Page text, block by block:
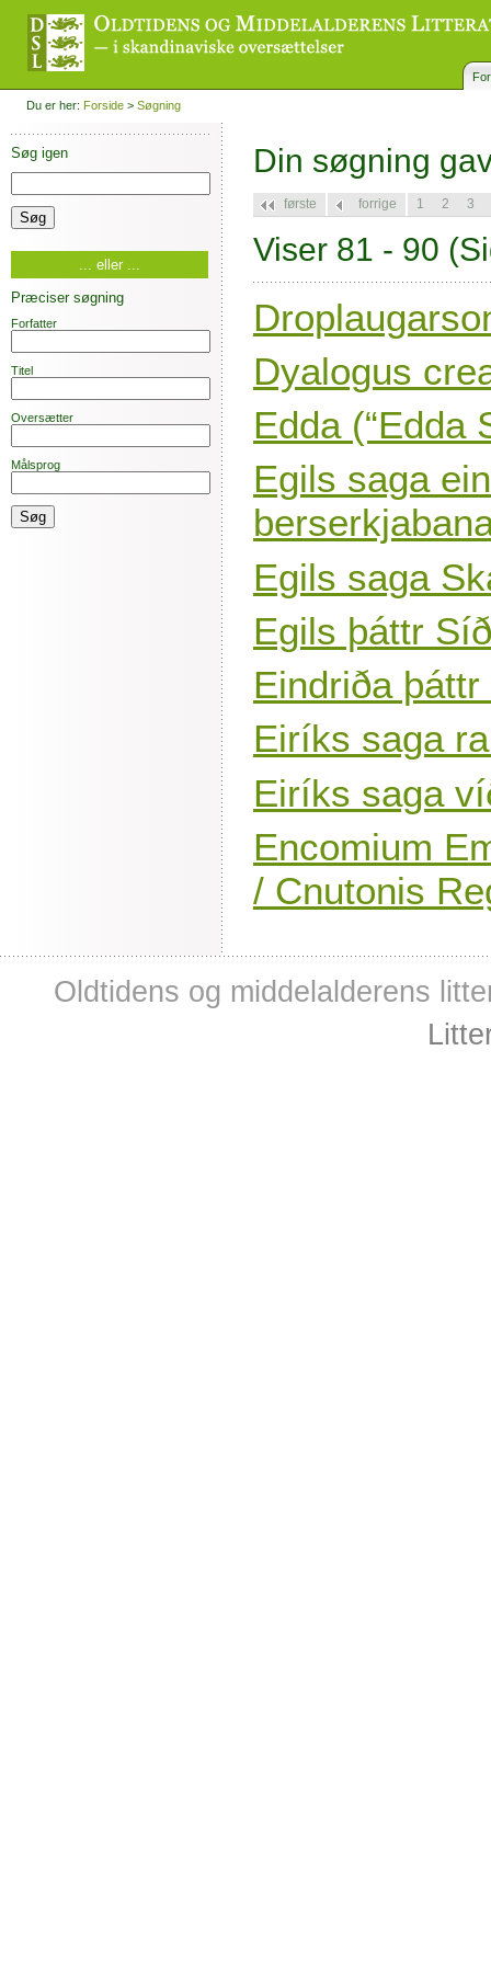
Du er her: Forside > Søgning
Søg igen
... eller ...
Præciser søgning
Forfatter
Titel
Oversætter
Målsprog
Din søgning
første forrige 1 2 3
Viser 81 - 90
Dyalogus
Edda (“Edda
Egils saga
Egils saga
Egils þáttr
Eindriða
Eiríks saga
Eiríks saga
Encomium
/ Cnutonis
Oldtidens og middelalderens